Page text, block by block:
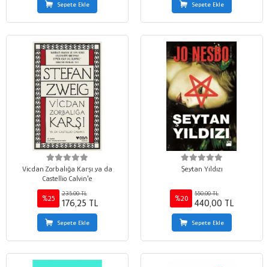
Sepete Ekle Sepete Ekle
Vicdan Zorbalığa Karşı ya da
Castellio Calvin'e
%25
235,00 TL
176,25 TL
Sepete Ekle
Şeytan Yıldızı
%20
550,00 TL
440,00 TL
Sepete Ekle